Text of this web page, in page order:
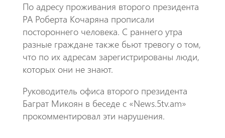
По адресу проживания второго президента
РА Роберта Кочаряна прописали
постороннего человека. С раннего утра
разные граждане также бьют тревогу о том,
что по их адресам зарегистрированы люди,
которых они не знают.
Руководитель офиса второго президента
Баграт Микоян в беседе с «News.5tv.am»
прокомментировал эти нарушения.